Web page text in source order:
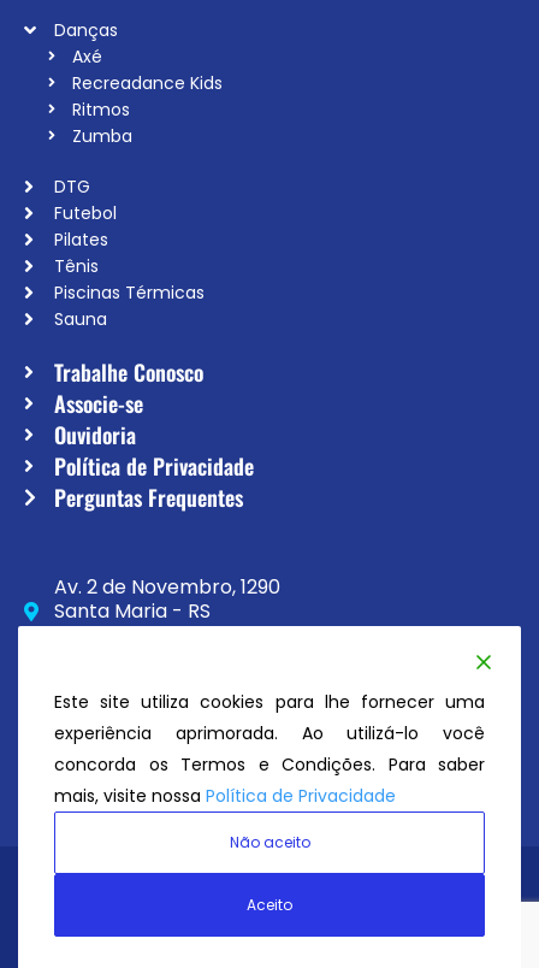
Danças
Axé
Recreadance Kids
Ritmos
Zumba
DTG
Futebol
Pilates
Tênis
Piscinas Térmicas
Sauna
Trabalhe Conosco
Associe-se
Ouvidoria
Política de Privacidade
Perguntas Frequentes
Av. 2 de Novembro, 1290
Santa Maria - RS
CEP 97020-230
secretaria@atc.esp.br
Este site utiliza cookies para lhe fornecer uma
experiência aprimorada. Ao utilizá-lo você
concorda os Termos e Condições. Para saber
mais, visite nossa Política de Privacidade
Não aceito
Aceito